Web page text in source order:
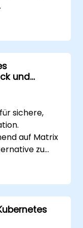
und
sichere,
auf Matrix
zu
mit
zu